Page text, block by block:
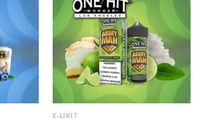
wishlist
E-LIKIT